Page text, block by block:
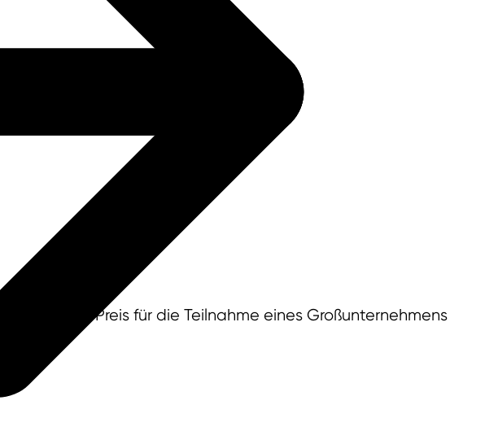
geförderte Preis für die Teilnahme eines Großunternehmens